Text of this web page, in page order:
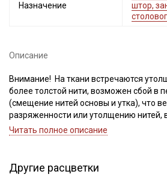
Назначение
штор,
Описание
Внимание! На ткани встречаются
более толстой нити, возможен сбой в
(смещение нитей основы и утка), что
разряженности или утолщению нитей,
непрокрасы и вплетения нитей
Рогожка - это хлопковая ткань с
Читать полное описание
Другие расцветки